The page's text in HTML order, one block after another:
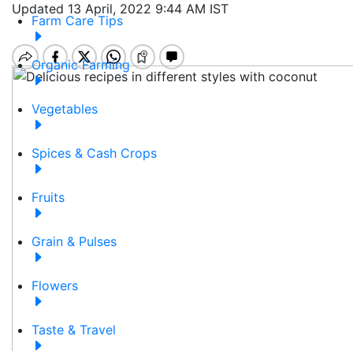
Farm Care Tips
Organic Farming
Vegetables
Spices & Cash Crops
Fruits
Grain & Pulses
Flowers
Taste & Travel
Updated 13 April, 2022 9:44 AM IST